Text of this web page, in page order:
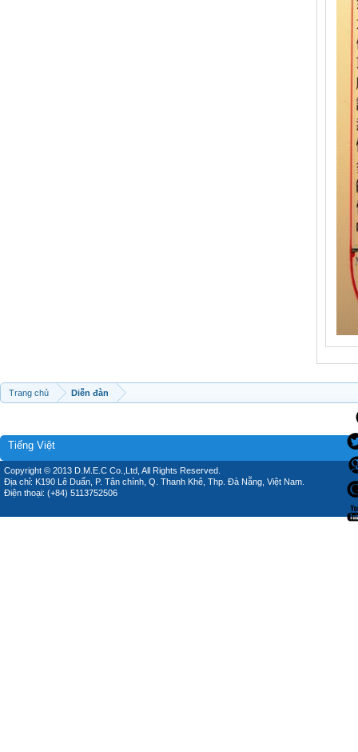
Trang chủ Diễn đàn
Tiếng Việt
Copyright © 2013 D.M.E.C Co.,Ltd, All Rights Reserved.
Địa chỉ: K190 Lê Duẩn, P. Tân chính, Q. Thanh Khê, Thp. Đà Nẵng, Việt Nam.
Điện thoại: (+84) 5113752506